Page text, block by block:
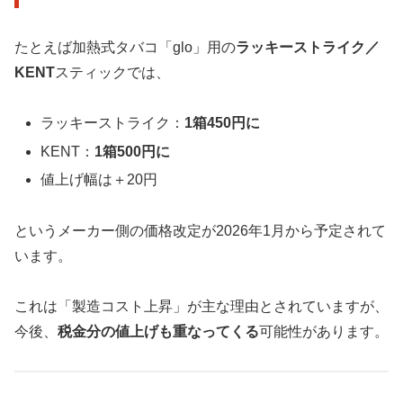
たとえば加熱式タバコ「glo」用のラッキーストライク／
KENTスティックでは、
ラッキーストライク： 1箱450円に
KENT： 1箱500円に
値上げ幅は＋20円
というメーカー側の価格改定が2026年1月から予定されて
います。
これは「製造コスト上昇」が主な理由とされていますが、
今後、 税金分の値上げも重なってくる可能性があります。